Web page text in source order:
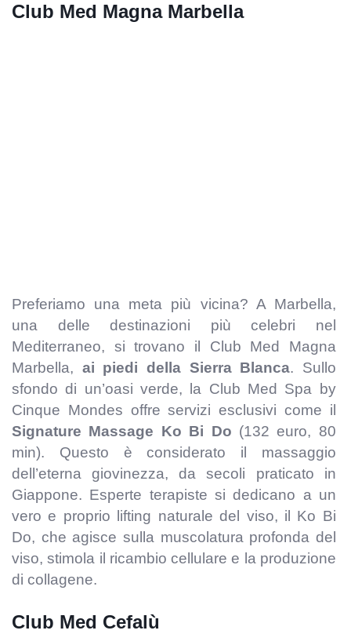
Club Med Magna Marbella
Preferiamo una meta più vicina? A Marbella,
una delle destinazioni più celebri nel
Mediterraneo, si trovano il Club Med Magna
Marbella, ai piedi della Sierra Blanca. Sullo
sfondo di un’oasi verde, la Club Med Spa by
Cinque Mondes offre servizi esclusivi come il
Signature Massage Ko Bi Do (132 euro, 80
min). Questo è considerato il massaggio
dell’eterna giovinezza, da secoli praticato in
Giappone. Esperte terapiste si dedicano a un
vero e proprio lifting naturale del viso, il Ko Bi
Do, che agisce sulla muscolatura profonda del
viso, stimola il ricambio cellulare e la produzione
di collagene.
Club Med Cefalù